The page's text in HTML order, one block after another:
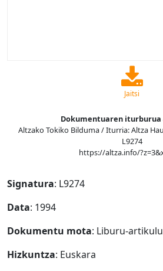
Jaitsi
Dokumentuaren iturburua
Altzako Tokiko Bilduma / Iturria: Altza
L9274
https://altza.info/
Signatura: L9274
Data: 1994
Dokumentu mota: Liburu-
Hizkuntza: Euskara